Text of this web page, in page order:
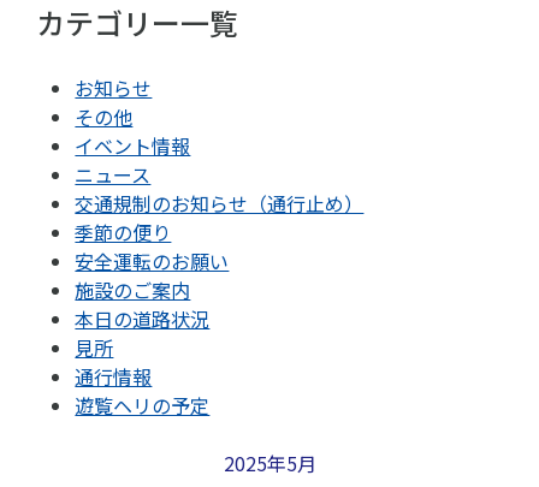
カテゴリー一覧
お知らせ
その他
イベント情報
ニュース
交通規制のお知らせ（通行止め）
季節の便り
安全運転のお願い
施設のご案内
本日の道路状況
見所
通行情報
遊覧ヘリの予定
2025年5月